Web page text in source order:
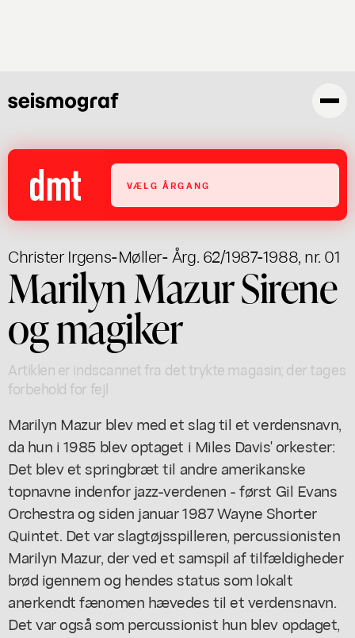
VÆLG ÅRGANG
Christer Irgens-Møller- Årg. 62/1987-1988, nr. 01
Marilyn Mazur Sirene
og magiker
Artiklen er indscannet fra det trykte magasin; der tages
forbehold for fejl
Marilyn Mazur blev med et slag til et verdensnavn,
da hun i 1985 blev optaget i Miles Davis' orkester:
Det blev et springbræt til andre amerikanske
topnavne indenfor jazz-verdenen - først Gil Evans
Orchestra og siden januar 1987 Wayne Shorter
Quintet. Det var slagtøjsspilleren, percussionisten
Marilyn Mazur, der ved et samspil af tilfældigheder
brød igennem og hendes status som lokalt
anerkendt fænomen hævedes til et verdensnavn.
Det var også som percussionist hun blev opdaget,